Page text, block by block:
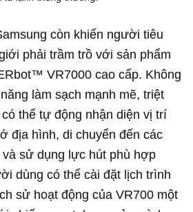
còn khiến người tiêu
phải trầm trồ với sản phẩm
VR7000 cao cấp. Không
làm sạch mạnh mẽ, triệt
thể tự động nhận diện vị trí
địa hình, di chuyển đến các
sử dụng lực hút phù hợp
dùng có thể cài đặt lịch trình
sử hoạt động của VR700 một